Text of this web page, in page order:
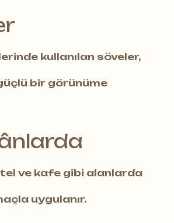
kullanılan söveler,
bir görünüme
ve kafe gibi alanlarda
uygulanır.